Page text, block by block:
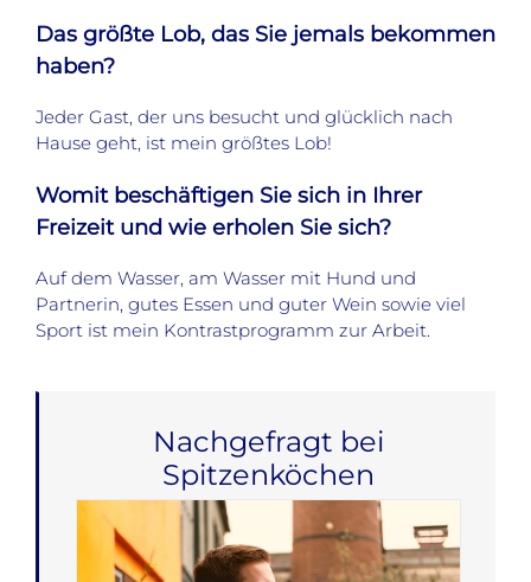
Das größte Lob, das Sie jemals bekommen
haben?
Jeder Gast, der uns besucht und glücklich nach
Hause geht, ist mein größtes Lob!
Womit beschäftigen Sie sich in Ihrer
Freizeit und wie erholen Sie sich?
Auf dem Wasser, am Wasser mit Hund und
Partnerin, gutes Essen und guter Wein sowie viel
Sport ist mein Kontrastprogramm zur Arbeit.
Nachgefragt bei
Spitzenköchen